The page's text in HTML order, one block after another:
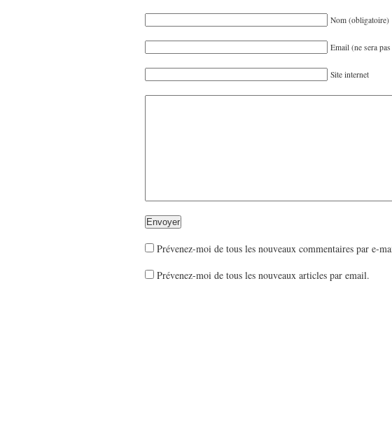
Nom (obligatoire)
Email (ne sera
Site internet
Prévenez-moi de tous les nouveaux commentaires par e-
Prévenez-moi de tous les nouveaux articles par email.